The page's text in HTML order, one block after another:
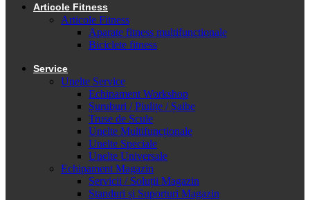
Articole Fitness
Articole Fitness
Aparate fitness multifunctionale
Biciclete fitness
Service
Unelte Service
Echipament Workshop
Șuruburi / Piulițe / Șaibe
Truse de Scule
Unelte Multifuncționale
Unelte Speciale
Unelte Universale
Echipament Magazin
Servicii / Soluții Magazin
Standuri și Suporturi Magazin